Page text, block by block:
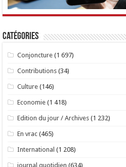
Catégories
Conjoncture (1 697)
Contributions (34)
Culture (146)
Economie (1 418)
Edition du jour / Archives (1 232)
En vrac (465)
International (1 208)
journal quotidien (634)